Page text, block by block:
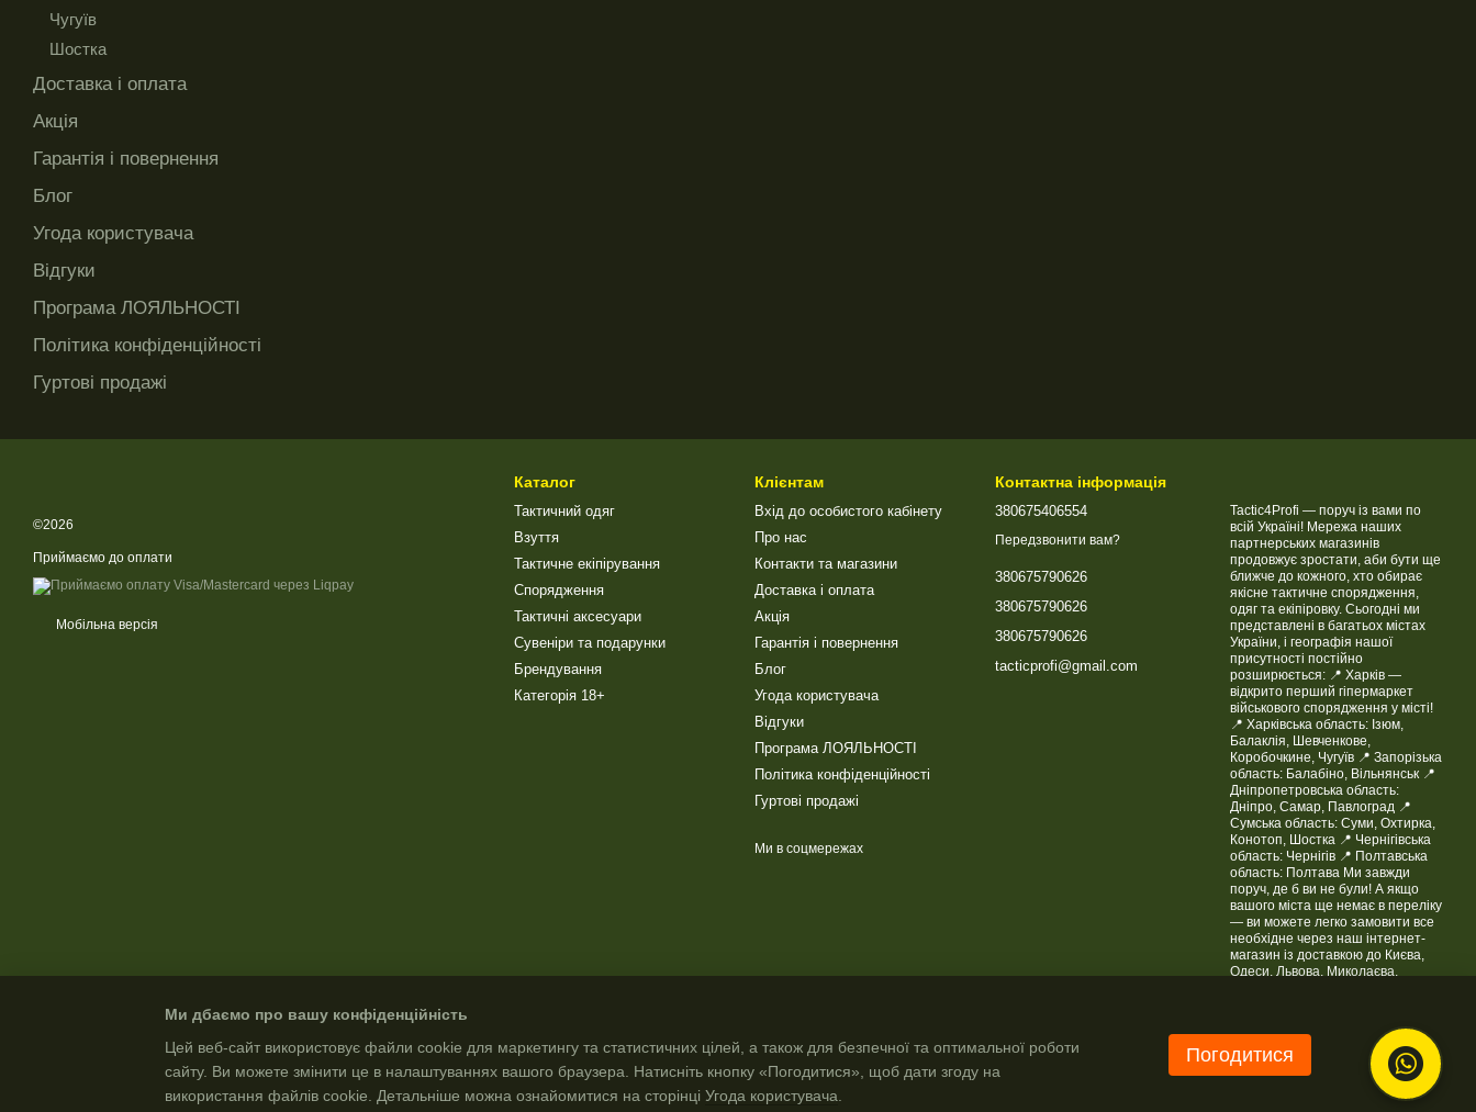
Чугуїв
Шостка
Доставка і оплата
Акція
Гарантія і повернення
Блог
Угода користувача
Відгуки
Програма ЛОЯЛЬНОСТІ
Політика конфіденційності
Гуртові продажі
©2026
Приймаємо до оплати
Мобільна версія
Каталог
Тактичний одяг
Взуття
Тактичне екіпірування
Спорядження
Тактичні аксесуари
Сувеніри та подарунки
Брендування
Категорія 18+
Клієнтам
Вхід до особистого кабінету
Про нас
Контакти та магазини
Доставка і оплата
Акція
Гарантія і повернення
Блог
Угода користувача
Відгуки
Програма ЛОЯЛЬНОСТІ
Політика конфіденційності
Гуртові продажі
Ми в соцмережах
Контактна інформація
380675406554
Передзвонити вам?
380675790626
380675790626
380675790626
tacticprofi@gmail.com
Tactic4Profi — поруч із вами по
всій Україні! Мережа наших
партнерських магазинів
продовжує зростати, аби бути ще
ближче до кожного, хто обирає
якісне тактичне спорядження,
одяг та екіпіровку. Сьогодні ми
представлені в багатьох містах
України, і географія нашої
присутності постійно
розширюється: 📍 Харків —
відкрито перший гіпермаркет
військового спорядження у місті!
📍 Харківська область: Ізюм,
Балаклія, Шевченкове,
Коробочкине, Чугуїв 📍 Запорізька
область: Балабіно, Вільнянськ 📍
Дніпропетровська область:
Дніпро, Самар, Павлоград 📍
Сумська область: Суми, Охтирка,
Конотоп, Шостка 📍 Чернігівська
область: Чернігів 📍 Полтавська
область: Полтава Ми завжди
поруч, де б ви не були! А якщо
вашого міста ще немає в переліку
— ви можете легко замовити все
необхідне через наш інтернет-
магазин із доставкою до Києва,
Одеси, Львова, Миколаєва,
поруч!
Мапа проїзду
Ми дбаємо про вашу конфіденційність
Цей веб-сайт використовує файли cookie для маркетингу та статистичних цілей, а також для безпечної та оптимальної роботи
сайту. Ви можете змінити це в налаштуваннях вашого браузера. Натисніть кнопку «Погодитися», щоб дати згоду на
використання файлів cookie. Детальніше можна ознайомитися на сторінці Угода користувача
Погодитися